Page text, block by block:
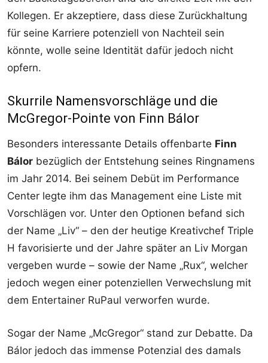
Kollegen. Er akzeptiere, dass diese Zurückhaltung
für seine Karriere potenziell von Nachteil sein
könnte, wolle seine Identität dafür jedoch nicht
opfern.
Skurrile Namensvorschläge und die
McGregor-Pointe von Finn Bálor
Besonders interessante Details offenbarte Finn
Bálor bezüglich der Entstehung seines Ringnamens
im Jahr 2014. Bei seinem Debüt im Performance
Center legte ihm das Management eine Liste mit
Vorschlägen vor. Unter den Optionen befand sich
der Name „Liv“ – den der heutige Kreativchef Triple
H favorisierte und der Jahre später an Liv Morgan
vergeben wurde – sowie der Name „Rux“, welcher
jedoch wegen einer potenziellen Verwechslung mit
dem Entertainer RuPaul verworfen wurde.
Sogar der Name „McGregor“ stand zur Debatte. Da
Bálor jedoch das immense Potenzial des damals